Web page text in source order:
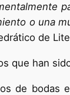
o una
de
que han
de bodas